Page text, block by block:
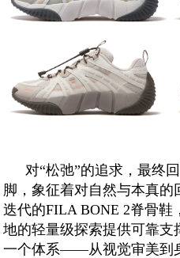
对“松弛”的追求，最终
脚，象征着对自然与本真
迭代的FILA BONE 2脊骨
地的轻量级探索提供可靠
一个体系——从视觉审美到